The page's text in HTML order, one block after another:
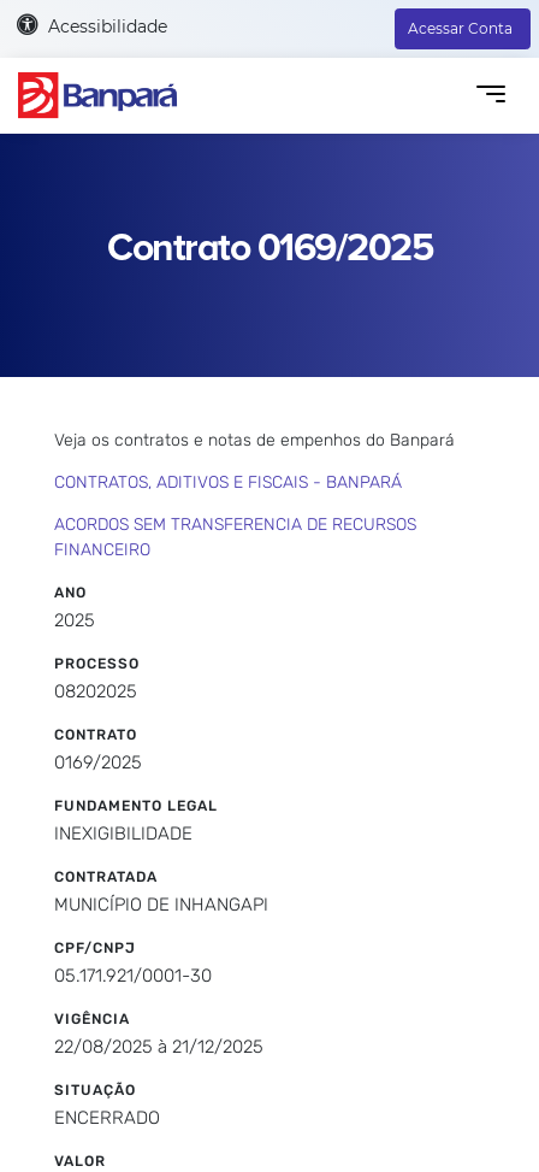
Acessibilidade Acessar Conta
Contrato 0169/2025
Veja os contratos e notas de empenhos do Banpará
CONTRATOS, ADITIVOS E FISCAIS - BANPARÁ
ACORDOS SEM TRANSFERENCIA DE RECURSOS
FINANCEIRO
ANO
2025
PROCESSO
08202025
CONTRATO
0169/2025
FUNDAMENTO LEGAL
INEXIGIBILIDADE
CONTRATADA
MUNICÍPIO DE INHANGAPI
CPF/CNPJ
05.171.921/0001-30
VIGÊNCIA
22/08/2025 à 21/12/2025
SITUAÇÃO
ENCERRADO
VALOR